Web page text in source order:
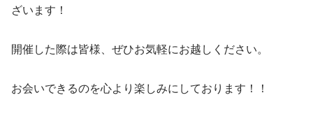
ざいます！
開催した際は皆様、ぜひお気軽にお越しください。
お会いできるのを心より楽しみにしております！！